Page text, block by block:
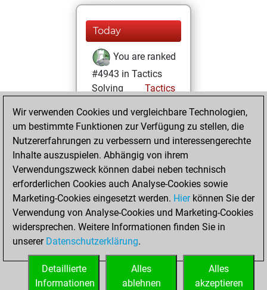
Today
You are ranked
#4943 in Tactics
Solving
Tactics
Samstag, August
1, 2026
You totalled 6
tactics positions
Tactics
You
solved 6 tactics
positions
You achieved
tactics positions
Wir verwenden Cookies und vergleichbare Technologien,
um bestimmte Funktionen zur Verfügung zu stellen, die
Nutzererfahrungen zu verbessern und interessengerechte
Inhalte auszuspielen. Abhängig von ihrem
Verwendungszweck können dabei neben technisch
erforderlichen Cookies auch Analyse-Cookies sowie
Marketing-Cookies eingesetzt werden. Hierkönnen Sie der
Verwendung von Analyse-Cookies und Marketing-Cookies
widersprechen. Weitere Informationen finden Sie in
unserer Datenschutzerklärung.
Alles
akzeptieren
Alles
ablehnen
Detaillierte
Informationen